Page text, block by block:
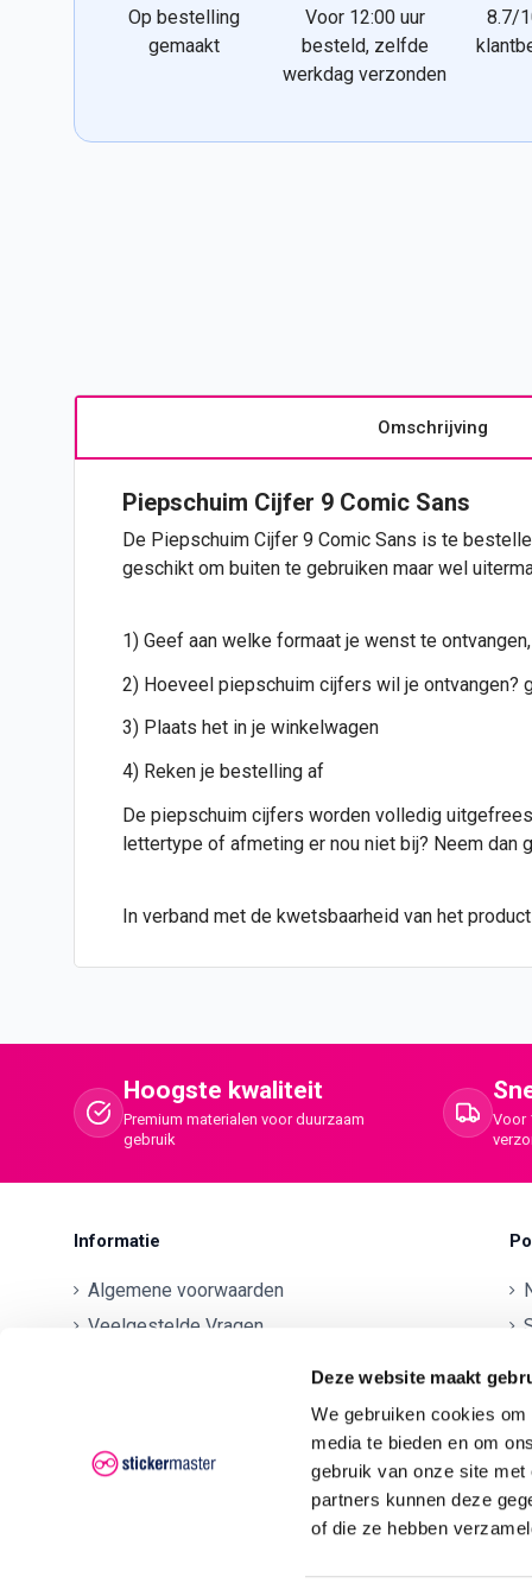
Deze website maakt
We gebruiken cookies
media te bieden en om
gebruik van onze site
partners kunnen deze
of die ze hebben
Op bestelling
gemaakt
Voor 12:00 uur
besteld, zelfde
werkdag verzonden
8.7/
Omschrijving
Piepschuim Cijfer 9 Comic Sans
De Piepschuim Cijfer 9 Comic Sans is te
geschikt om buiten te gebruiken maar wel
1) Geef aan welke formaat je wenst te
2) Hoeveel piepschuim cijfers wil je ontvangen?
3) Plaats het in je winkelwagen
4) Reken je bestelling af
De piepschuim cijfers worden volledig
lettertype of afmeting er nou niet bij? Neem dan
In verband met de kwetsbaarheid van het
Hoogste kwaliteit
Premium materialen voor duurzaam
gebruik
Voor
Informatie
Algemene voorwaarden
Veelgestelde Vragen
Klachten
Privacyverklaring AVG/GDPR